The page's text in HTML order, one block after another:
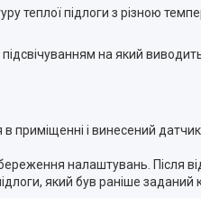
підлоги з різною
на який
приміщенні і винесений
налаштувань. Після
який був раніше заданий